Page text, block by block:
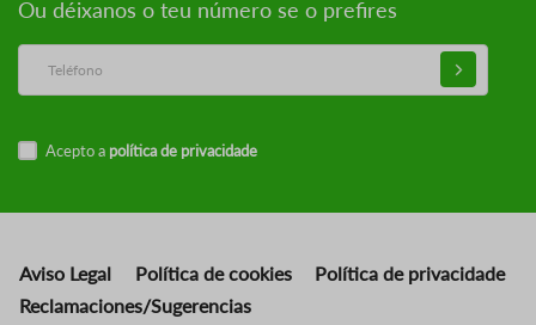
Ou déixanos o teu número se o prefires
Acepto a política de privacidade
Aviso Legal Política de cookies
Política de privacidade
Reclamaciones/Sugerencias